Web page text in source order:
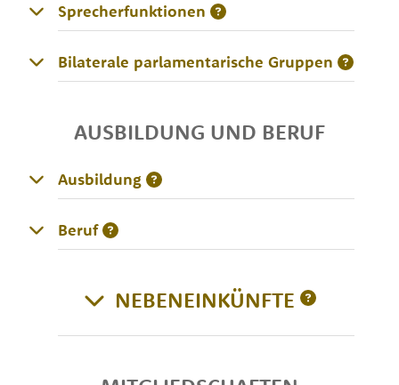
Sprecherfunktionen
Bilaterale parlamentarische Gruppen
AUSBILDUNG UND BERUF
Ausbildung
Beruf
NEBENEINKÜNFTE